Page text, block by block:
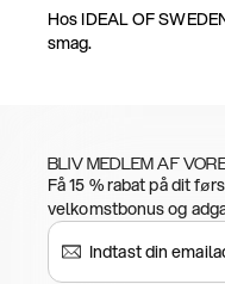
Hos IDEAL OF
smag.
BLIV MEDLEM AF
Få 15 % rabat på dit
velkomstbonus og